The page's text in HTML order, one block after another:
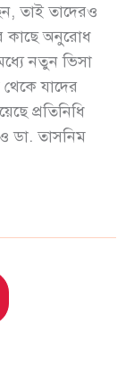
তাই তাদেরও
কাছে অনুরোধ
নতুন ভিসা
যাদের
প্রতিনিধি
ডা. তাসনিম